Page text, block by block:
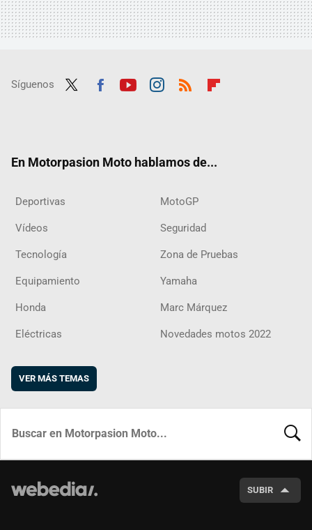
Síguenos
En Motorpasion Moto hablamos de...
Deportivas MotoGP
Vídeos Seguridad
Tecnología Zona de Pruebas
Equipamiento Yamaha
Honda Marc Márquez
Eléctricas Novedades motos 2022
VER MÁS TEMAS
SUBIR